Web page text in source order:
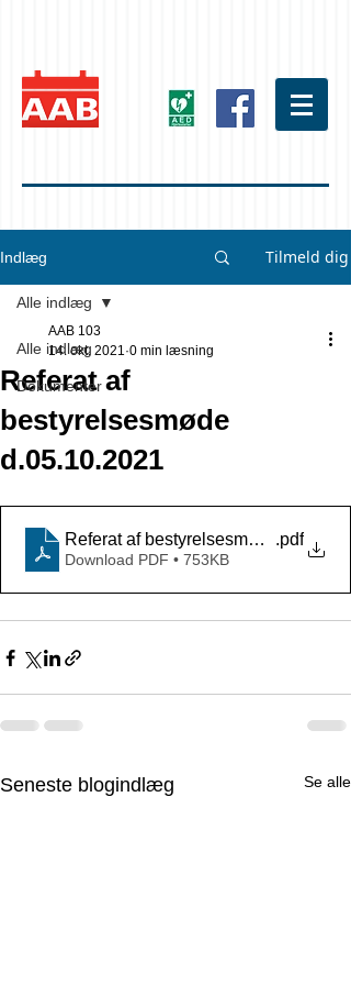
Indlæg Tilmeld dig
Alle indlæg
Dokumenter
Alle indlæg
Referat af
bestyrelsesmøde
d.05.10.2021
AAB 103
14. okt. 2021 0 min læsning
Referat af bestyrelsesmøde.pdf
Download PDF • 753KB
Seneste blogindlæg Se alle